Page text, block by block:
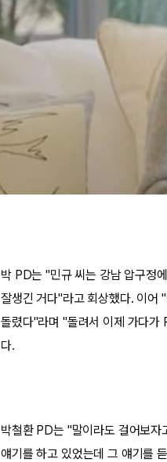
박 PD는 "민규 씨는 강남 압구정
잘생긴 거다"라고 회상했다. 이어
돌렸다"라며 "돌려서 이제 가다가
다.
박철환 PD는 "말이라도 걸어보자
얘기를 하고 있었는데 그 얘기를